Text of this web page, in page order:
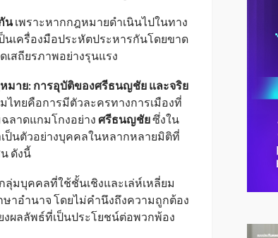
นเพราะหากกฎหมายดำเนินไปในทาง
นเครื่องมือประหัตประหารกันโดยขาด
สถียรภาพอย่างรุนแรง
มาย: การอุบัติของศรีธนญชัย และจริย
ทยคือการมีตัวละครทางการเมืองที่
ลาดแกมโกงอย่าง ศรีธนญชัยซึ่งใน
ป็นตัวอย่างบุคคลในหลากหลายมิติที่
ดังนี้
มบุคคลที่ใช้ชั้นเชิงและเล่ห์เหลี่ยม
ษาอำนาจ โดยไม่คำนึงถึงความถูกต้อง
งผลลัพธ์ที่เป็นประโยชน์ต่อพวกพ้อง